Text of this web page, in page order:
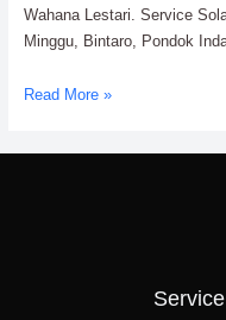
Wahana Lestari. Service
Minggu, Bintaro, Pondok
Service
Read More »